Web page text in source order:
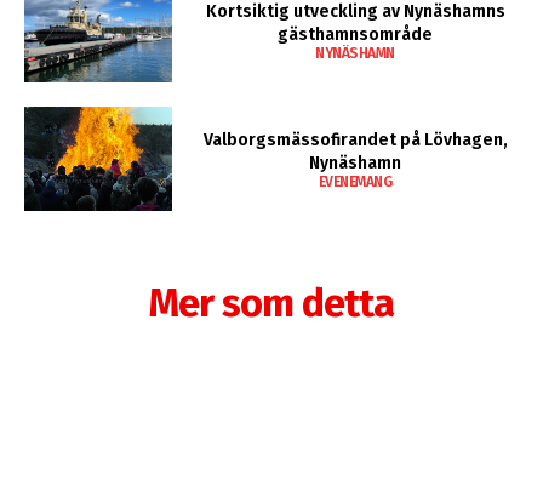
Kortsiktig utveckling av Nynäshamns
gästhamnsområde
NYNÄSHAMN
Valborgsmässofirandet på Lövhagen,
Nynäshamn
EVENEMANG
Mer som detta